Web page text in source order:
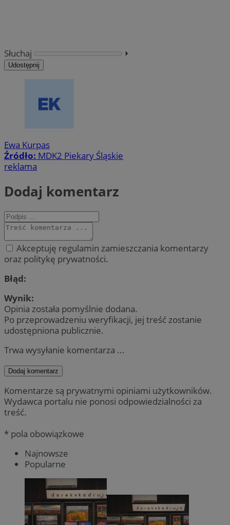
Słuchaj ⏵︎
Udostępnij
Ewa Kurpas
Źródło: MDK2 Piekary Śląskie
reklama
Dodaj komentarz
Akceptuję regulamin zamieszczania komentarzy
oraz politykę prywatności.
Błąd:
Wynik:
Opinia została pomyślnie dodana.
Po przeprowadzeniu weryfikacji, jej treść zostanie
udostępniona publicznie.
Trwa wysyłanie komentarza ...
Dodaj komentarz
Komentarze są prywatnymi opiniami użytkowników.
Wydawca portalu nie ponosi odpowiedzialności za
treść.
* pola obowiązkowe
Najnowsze
Popularne